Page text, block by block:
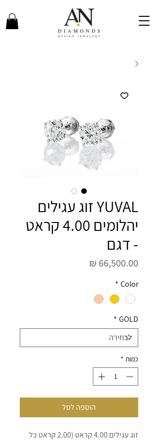
YUVAL זוג עגילים
יהלומים 4.00 קראט
- דגם
Color
*
GOLD
*
כמות *
הוספה לסל
זוג עגילים 4.00 קראט (2.00 קראט כל